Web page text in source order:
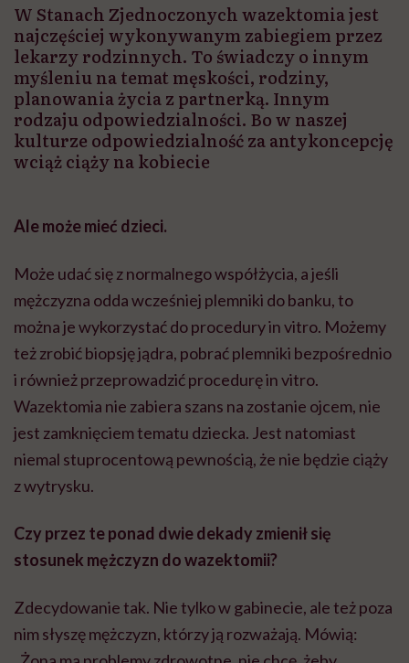
W Stanach Zjednoczonych wazektomia jest
najczęściej wykonywanym zabiegiem przez
lekarzy rodzinnych. To świadczy o innym
myśleniu na temat męskości, rodziny,
planowania życia z partnerką. Innym
rodzaju odpowiedzialności. Bo w naszej
kulturze odpowiedzialność za antykoncepcję
wciąż ciąży na kobiecie
Ale może mieć dzieci.
Może udać się z normalnego współżycia, a jeśli
mężczyzna odda wcześniej plemniki do banku, to
można je wykorzystać do procedury in vitro. Możemy
też zrobić biopsję jądra, pobrać plemniki bezpośrednio
i również przeprowadzić procedurę in vitro.
Wazektomia nie zabiera szans na zostanie ojcem, nie
jest zamknięciem tematu dziecka. Jest natomiast
niemal stuprocentową pewnością, że nie będzie ciąży
z wytrysku.
Czy przez te ponad dwie dekady zmienił się
stosunek mężczyzn do wazektomii?
Zdecydowanie tak. Nie tylko w gabinecie, ale też poza
nim słyszę mężczyzn, którzy ją rozważają. Mówią: